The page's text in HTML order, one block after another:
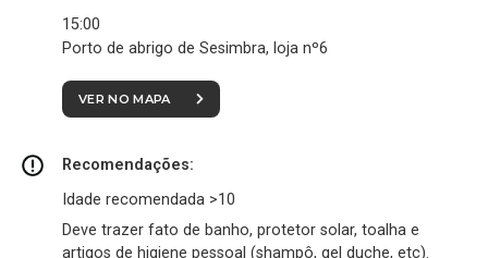
15:00
Porto de abrigo de Sesimbra, loja nº6
VER NO MAPA
Recomendações:
Idade recomendada >10
Deve trazer fato de banho, protetor solar, toalha e
artigos de higiene pessoal (shampô, gel duche, etc).